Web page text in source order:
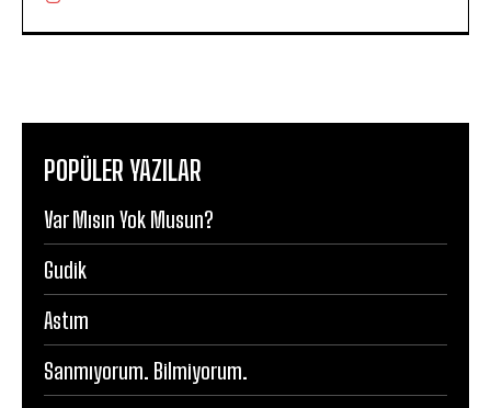
POPÜLER YAZILAR
Var Mısın Yok Musun?
Gudik
Astım
Sanmıyorum. Bilmiyorum.